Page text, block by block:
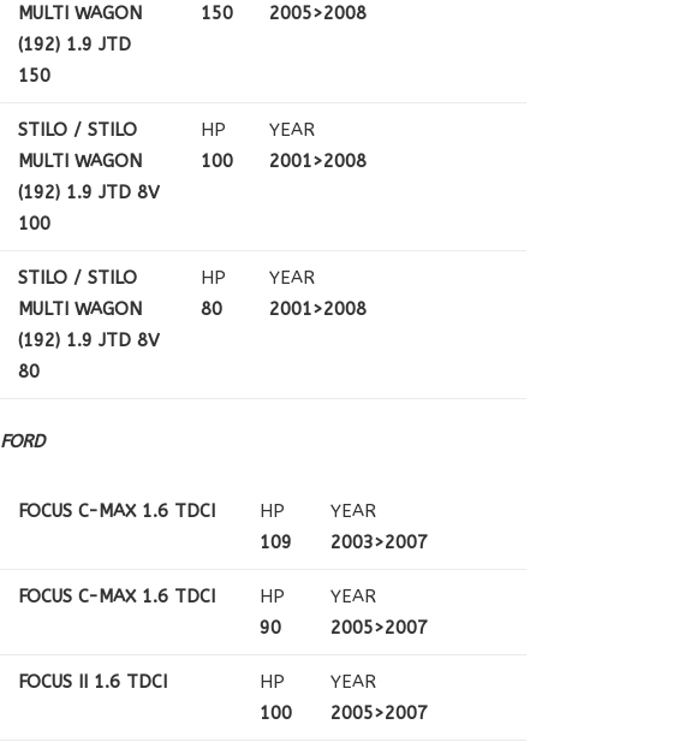
MULTI WAGON
(192) 1.9 JTD
150
150
2005>2008
STILO / STILO
MULTI WAGON
(192) 1.9 JTD 8V
100
HP
100
YEAR
2001>2008
STILO / STILO
MULTI WAGON
(192) 1.9 JTD 8V
80
HP
80
YEAR
2001>2008
FORD
FOCUS C-MAX 1.6 TDCI
HP
109
YEAR
2003>2007
FOCUS C-MAX 1.6 TDCI
HP
90
YEAR
2005>2007
FOCUS II 1.6 TDCI
HP
100
YEAR
2005>2007